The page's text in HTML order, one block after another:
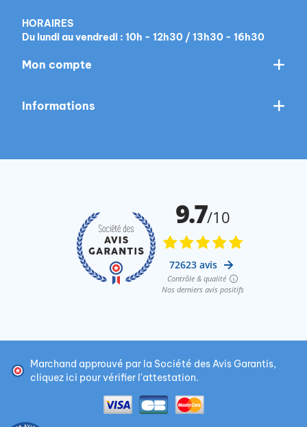
HORAIRES
Du lundi au vendredi : 10h - 12h30 / 13h30 - 16h30
Mon compte
Informations
Marchand approuvé par la Société des Avis Garantis,
cliquez ici pour vérifier l'attestation.